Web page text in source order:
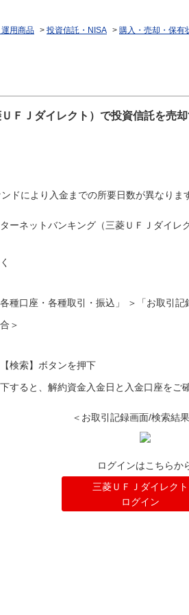
用商品 > 投資信託・NISA > 購入・売却・保有
ＦＪダイレクト）で投資信託を売
ドにより入金までの所要日数が異なりま
ーネットバンキング（三菱ＵＦＪダイレ
種口座・各種取引・振込」 ＞「お取引記
＞
検索】ボタンを押下
すると、解約資金入金日と入金口座をご
＜お取引記録画面/検索結
ログインはこちらか
三菱ＵＦＪダイレクト
ログイン